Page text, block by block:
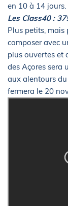
en 10 à 14 jours.
Les Class40 :
Plus petits, mais
composer avec
plus ouvertes et
des Açores sera
aux alentours
fermera le 20